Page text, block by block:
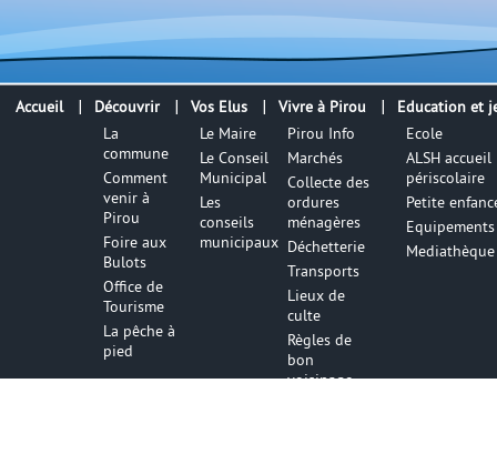
Accueil
Découvrir
La
commune
Comment
venir à
Pirou
Foire aux
Bulots
Office de
Tourisme
La pêche à
pied
Vos Elus
Le Maire
Le Conseil
Municipal
Les
conseils
municipaux
Vivre à Pirou
Pirou Info
Marchés
Collecte des
ordures
ménagères
Déchetterie
Transports
Lieux de
culte
Règles de
bon
voisinage
Education et
Ecole
ALSH accueil
périscolaire
Petite
Mediathèque